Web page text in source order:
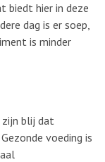
biedt hier in deze
dag is er soep,
is minder
zijn blij dat
voeding is